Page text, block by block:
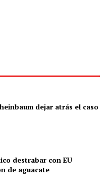
dejar atrás el caso
destrabar con EU
de aguacate